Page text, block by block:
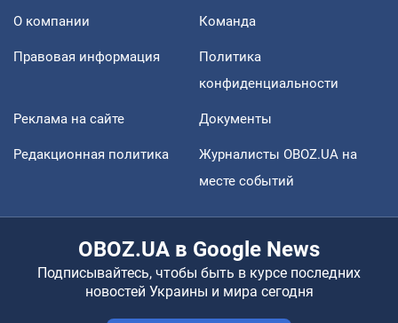
О компании Команда
Правовая информация
Политика
конфиденциальности
Реклама на сайте Документы
Редакционная политика
Журналисты OBOZ.UA на
месте событий
OBOZ.UA в Google News
Подписывайтесь, чтобы быть в курсе последних
новостей Украины и мира сегодня